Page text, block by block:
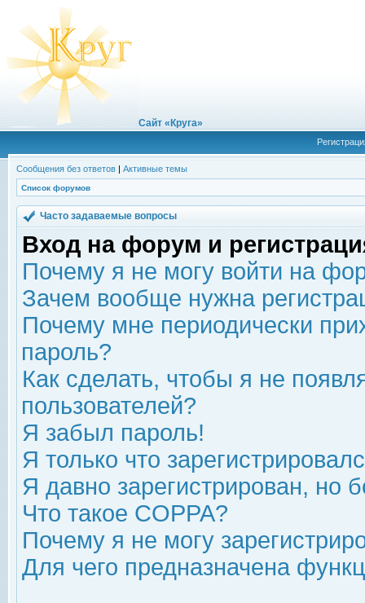
Сайт «Круга»
Сообщения без ответов | Активные темы
Список форумов
Часто задаваемые вопросы
Вход на форум и
Почему я не могу войти на
Зачем вообще нужна
Почему мне периодически
пароль?
Как сделать, чтобы я не
пользователей?
Я забыл пароль!
Я только что
Я давно зарегистрирован, но
Что такое COPPA?
Почему я не могу
Для чего предназначена